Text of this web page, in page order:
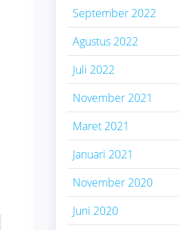
September 2022
Agustus 2022
Juli 2022
November 2021
Maret 2021
Januari 2021
November 2020
Juni 2020